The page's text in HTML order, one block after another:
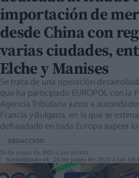
importación de
desde China con
varias ciudades,
Elche y Manises
Se trata de una operación
que ha participado EUROPOL con la
Agencia Tributaria junto a
Francia y Bulgaria, en la que se
defraudado en toda Europa supera
REDACCIÓN
26 de junio de 2025 a las 18:44h
Actualizado el: 26 de junio de 2025 a las